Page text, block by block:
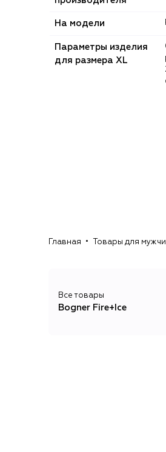
На модели
Параметры изделия
для размера XL
Главная Товары для
Все товары
Bogner Fire+Ice